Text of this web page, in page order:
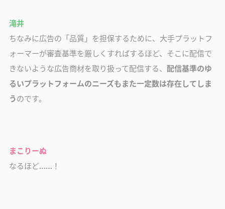
滝井
ちなみに広告の「品質」を担保するために、大手プラットフ
ォーマーが審査基準を厳しくすればするほど、そこに配信で
きないような広告商材を取り扱って配信する、 配信基準のゆ
るいプラットフォームのニーズもまた一定数は存在してしま
うのです。
まこりーぬ
なるほど……！